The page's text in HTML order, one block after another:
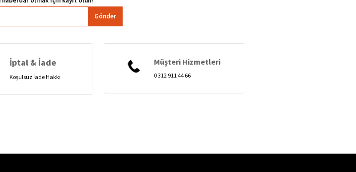
Gönder
İptal & İade
Koşulsuz İade Hakkı
Müşteri Hizmetleri
0 312 911 44 66